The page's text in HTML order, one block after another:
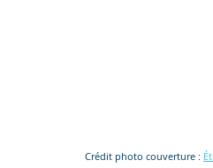
Crédit photo couverture :